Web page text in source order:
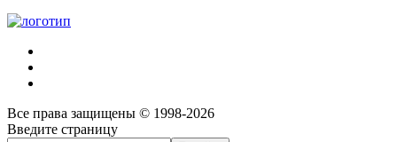
Все права защищены © 1998-2026
Введите страницу